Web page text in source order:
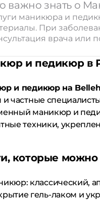
важно знать о
маникюра и
При
врача или
и педикюр в
и педикюр на
и частные
маникюр и
техники,
которые
классический,
гель-лаком и